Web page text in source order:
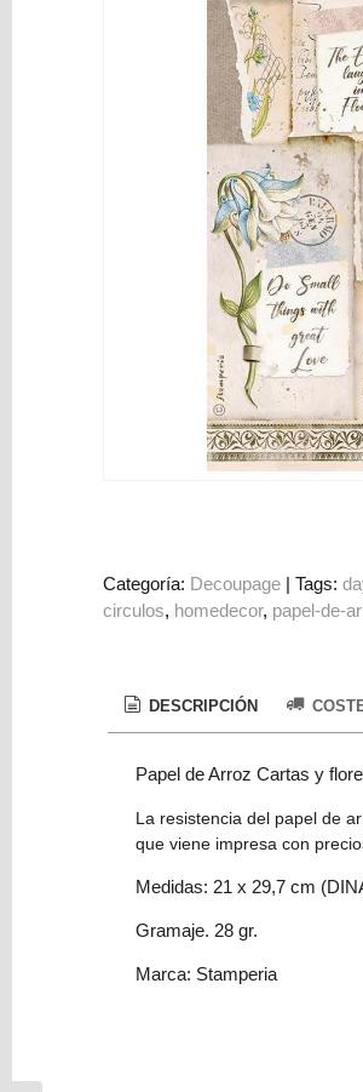
Figuras
3D
Marcas
Carrito
Categoría: Decoupage |Tags:
circulos homedecor papel-de-
DESCRIPCIÓN
Papel de Arroz Cartas y
La resistencia del papel de
que viene impresa con
Medidas: 21 x 29,7 cm
Gramaje. 28 gr.
Marca: Stamperia